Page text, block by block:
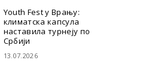
Youth Fest у Врању:
климатска капсула
наставила турнеју по
Србији
13.07.2026